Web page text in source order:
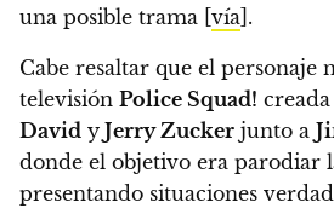
una posible trama [vía].
Cabe resaltar que el personaje
televisión Police Squad!
David y Jerry Zucker junto a
donde el objetivo era parodiar
presentando situaciones